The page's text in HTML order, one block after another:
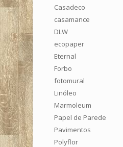
Casadeco
casamance
DLW
ecopaper
Eternal
Forbo
fotomural
Linóleo
Marmoleum
Papel de Parede
Pavimentos
Polyflor